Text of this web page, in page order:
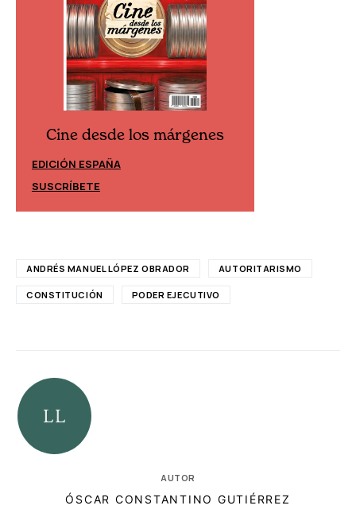
Cine desde los márgenes
EDICIÓN ESPAÑA
SUSCRÍBETE
ANDRÉS MANUEL LÓPEZ OBRADOR AUTORITARISMO
CONSTITUCIÓN PODER EJECUTIVO
AUTOR
ÓSCAR CONSTANTINO GUTIÉRREZ